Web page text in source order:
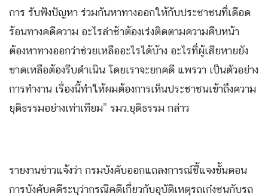
การ รับฟังปัญหา ร่วมกันหาทางออกให้กับประชาชนที่เดือด
ร้อนทางคดีความ อะไรล่าช้าต้องเร่งติดตามความคืบหน้า
ต้องหาทางออกว่าช่วยเหลืออะไรได้บ้าง อะไรที่ผู้เสียหายยัง
ขาดเหลือต้องรีบดำเนิน โดยเราจะยกคดี แพรวา เป็นตัวอย่าง
การทำงาน เรื่องนี้ทำให้ผมต้องการเห็นประชาชนเข้าถึงความ
ยุติธรรมอย่างเท่าเทียม” รมว.ยุติธรรม กล่าว
รายงานข่าวแจ้งว่า กรมบังคับออกแถลงการณ์ชี้แจงขั้นตอน
การบังคับคดีระบุว่า​กรณีคดีเกี่ยวกับอุบัติเหตุรถเก๋งชนกับรถ